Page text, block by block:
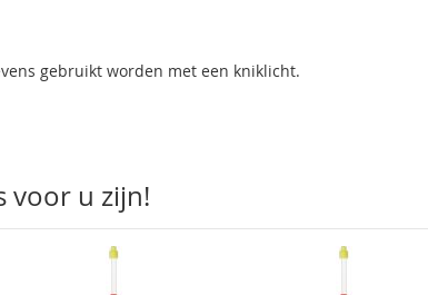
gebruikt worden met een kniklicht.
voor u zijn!